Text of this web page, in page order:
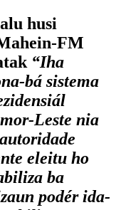
husi
FM
“Iha
bá sistema
Leste nia
eleitu ho
ba
podér ida-